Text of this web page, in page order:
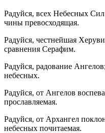
Радуйся, всех Небесных
чины превосходящая.
Радуйся, честнейшая
сравнения Серафим.
Радуйся, радование
небесных.
Радуйся, от Ангелов
прославляемая.
Радуйся, от Архангел
небесных почитаемая.